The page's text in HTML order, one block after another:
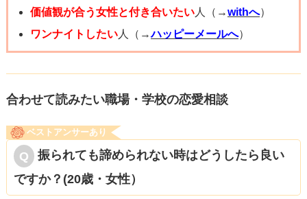
価値観が合う女性と付き合いたい人（→withへ）
ワンナイトしたい人（→ハッピーメールへ）
合わせて読みたい職場・学校の恋愛相談
ベストアンサーあり
振られても諦められない時はどうしたら良い
ですか？(20歳・女性）